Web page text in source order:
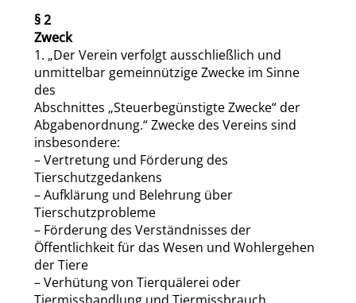
§ 2
Zweck
1. „Der Verein verfolgt ausschließlich und
unmittelbar gemeinnützige Zwecke im Sinne
des
Abschnittes „Steuerbegünstigte Zwecke“ der
Abgabenordnung.“ Zwecke des Vereins sind
insbesondere:
– Vertretung und Förderung des
Tierschutzgedankens
– Aufklärung und Belehrung über
Tierschutzprobleme
– Förderung des Verständnisses der
Öffentlichkeit für das Wesen und Wohlergehen
der Tiere
– Verhütung von Tierquälerei oder